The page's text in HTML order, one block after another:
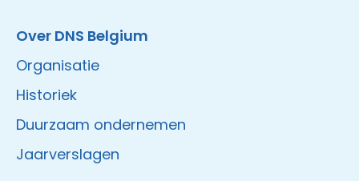
Over DNS Belgium
Organisatie
Historiek
Duurzaam ondernemen
Jaarverslagen